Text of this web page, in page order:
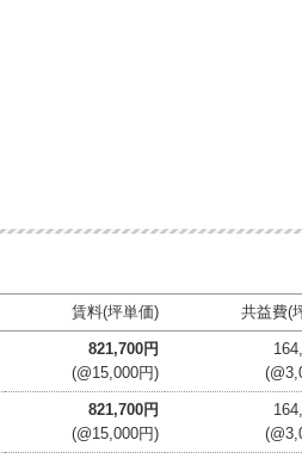
賃料(坪単価) 共益費(
821,700円
(@15,000円)
821,700円
(@15,000円)